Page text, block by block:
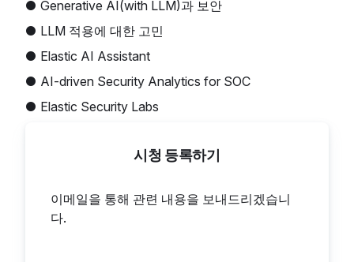
● Generative AI(with LLM)과 보안
● LLM 적용에 대한 고민
● Elastic AI Assistant
● AI-driven Security Analytics for SOC
● Elastic Security Labs
시청 등록하기
이메일을 통해 관련 내용을 보내드리겠습니
다.